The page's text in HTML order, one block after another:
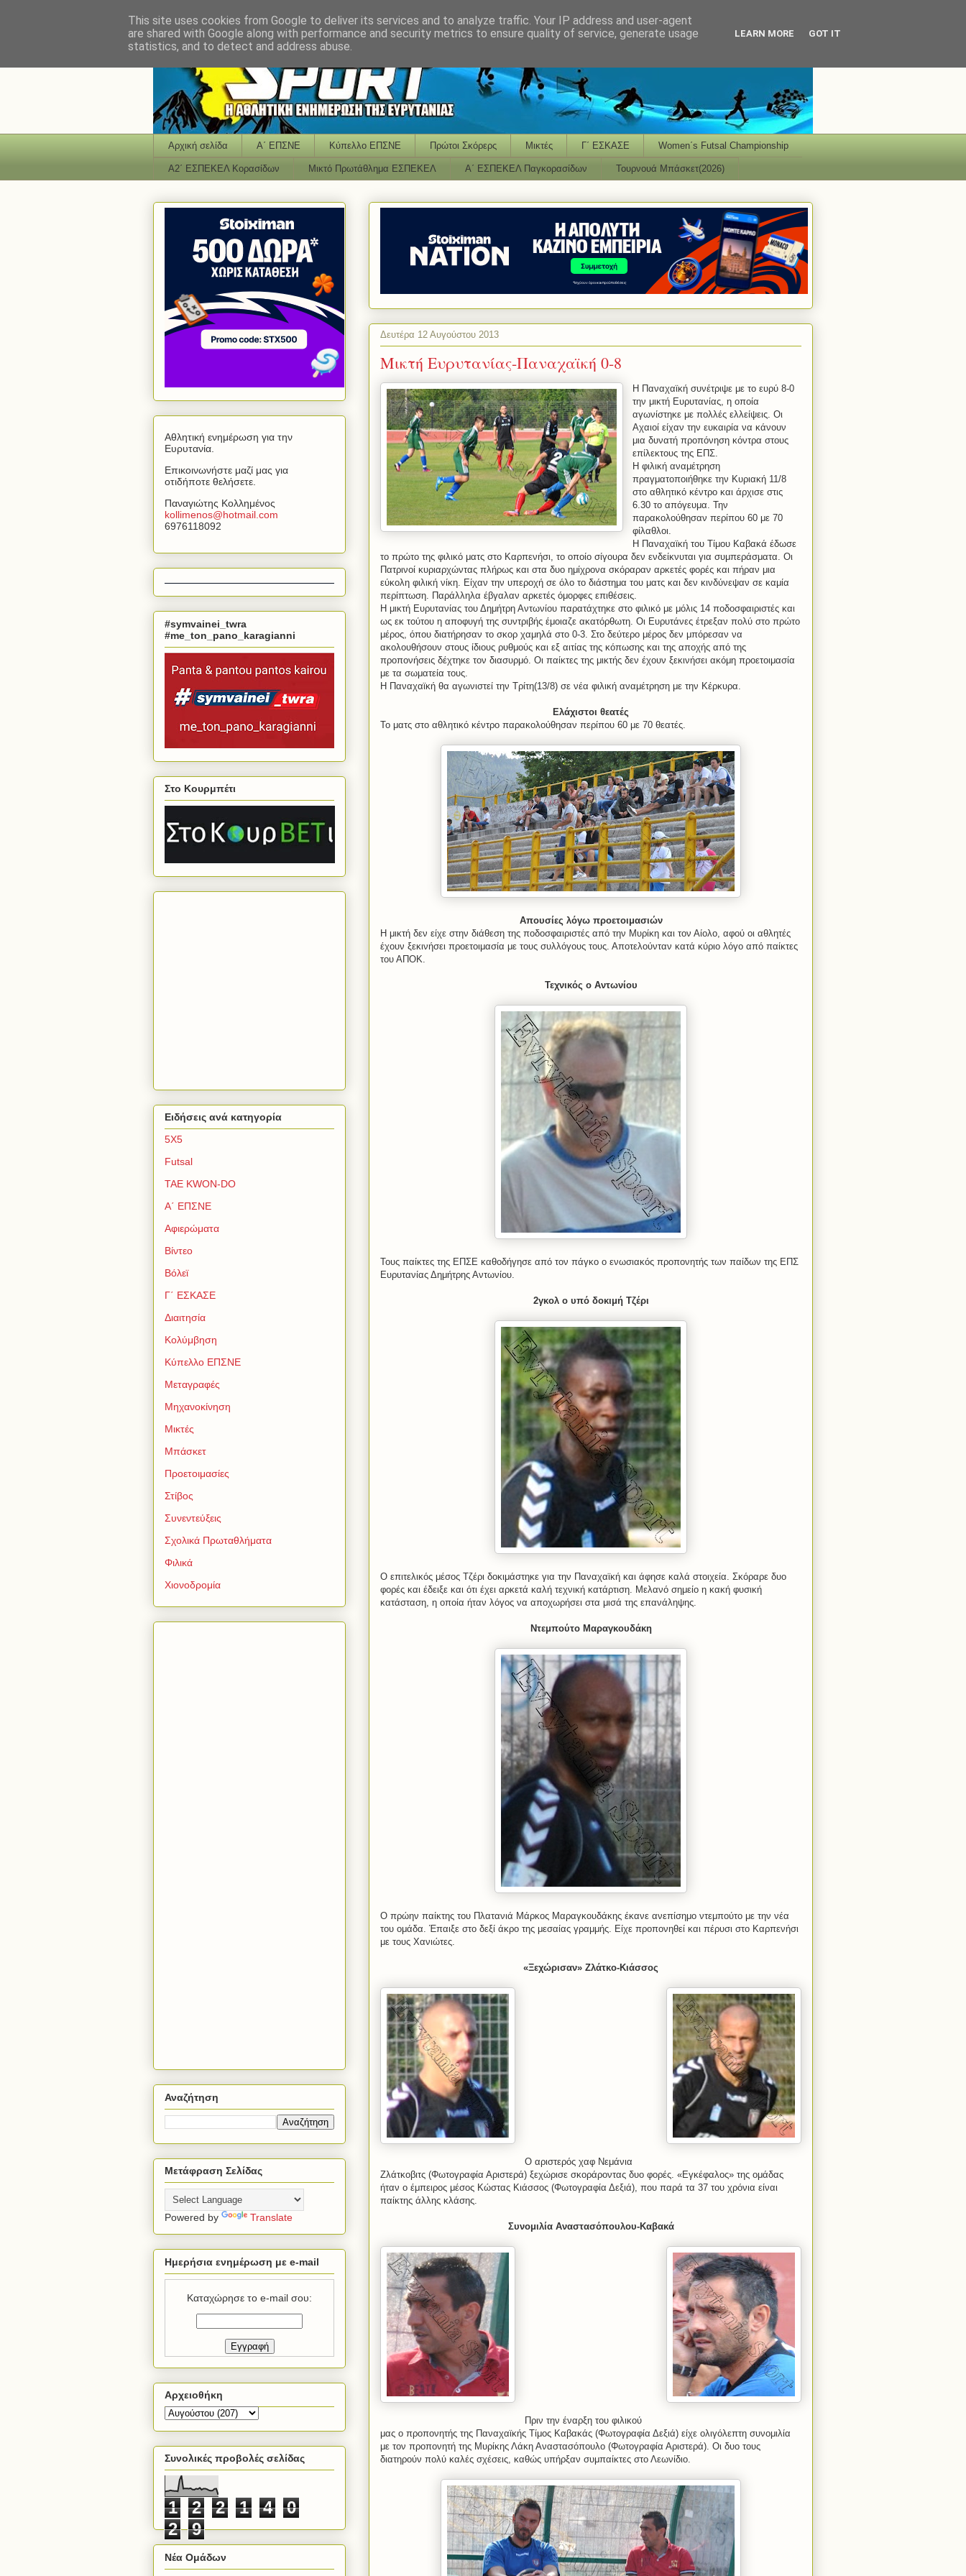
Αρχική σελίδα Α΄ ΕΠΣΝΕ Κύπελλο ΕΠΣΝΕ Πρώτοι Σκόρερς Μικτές Γ΄ ΕΣΚΑΣΕ Women΄s Futsal Championship
Α2΄ ΕΣΠΕΚΕΛ Κορασίδων Μικτό Πρωτάθλημα ΕΣΠΕΚΕΛ Α΄ ΕΣΠΕΚΕΛ Παγκορασίδων Τουρνουά Μπάσκετ(2026)
Δευτέρα 12 Αυγούστου 2013
Μικτή Ευρυτανίας-Παναχαϊκή 0-8
Η Παναχαϊκή συνέτριψε με το ευρύ 8-0
την μικτή Ευρυτανίας, η οποία
αγωνίστηκε με πολλές ελλείψεις. Οι
Αχαιοί είχαν την ευκαιρία να κάνουν
μια δυνατή προπόνηση κόντρα στους
επίλεκτους της ΕΠΣ.
Η φιλική αναμέτρηση
πραγματοποιήθηκε την Κυριακή 11/8
στο αθλητικό κέντρο και άρχισε στις
6.30 το απόγευμα. Την
παρακολούθησαν περίπου 60 με 70
φίλαθλοι.
Η Παναχαϊκή του Τίμου Καβακά έδωσε
το πρώτο της φιλικό ματς στο Καρπενήσι, το οποίο σίγουρα δεν ενδείκνυται για συμπεράσματα. Οι
Πατρινοί κυριαρχώντας πλήρως και στα δυο ημίχρονα σκόραραν αρκετές φορές και πήραν μια
εύκολη φιλική νίκη. Είχαν την υπεροχή σε όλο το διάστημα του ματς και δεν κινδύνεψαν σε καμία
περίπτωση. Παράλληλα έβγαλαν αρκετές όμορφες επιθέσεις.
Η μικτή Ευρυτανίας του Δημήτρη Αντωνίου παρατάχτηκε στο φιλικό με μόλις 14 ποδοσφαιριστές και
ως εκ τούτου η αποφυγή της συντριβής έμοιαζε ακατόρθωτη. Οι Ευρυτάνες έτρεξαν πολύ στο πρώτο
μέρος, όπου διατήρησαν το σκορ χαμηλά στο 0-3. Στο δεύτερο μέρος δεν μπόρεσαν να
ακολουθήσουν στους ίδιους ρυθμούς και εξ αιτίας της κόπωσης και της αποχής από της
προπονήσεις δέχτηκε τον διασυρμό. Οι παίκτες της μικτής δεν έχουν ξεκινήσει ακόμη προετοιμασία
με τα σωματεία τους.
Η Παναχαϊκή θα αγωνιστεί την Τρίτη(13/8) σε νέα φιλική αναμέτρηση με την Κέρκυρα.
Ελάχιστοι θεατές
Το ματς στο αθλητικό κέντρο παρακολούθησαν περίπου 60 με 70 θεατές.
Απουσίες λόγω προετοιμασιών
Η μικτή δεν είχε στην διάθεση της ποδοσφαιριστές από την Μυρίκη και τον Αίολο, αφού οι αθλητές
έχουν ξεκινήσει προετοιμασία με τους συλλόγους τους. Αποτελούνταν κατά κύριο λόγο από παίκτες
του ΑΠΟΚ.
Τεχνικός ο Αντωνίου
Τους παίκτες της ΕΠΣΕ καθοδήγησε από τον πάγκο ο ενωσιακός προπονητής των παίδων της ΕΠΣ
Ευρυτανίας Δημήτρης Αντωνίου.
2γκολ ο υπό δοκιμή Τζέρι
Ο επιτελικός μέσος Τζέρι δοκιμάστηκε για την Παναχαϊκή και άφησε καλά στοιχεία. Σκόραρε δυο
φορές και έδειξε και ότι έχει αρκετά καλή τεχνική κατάρτιση. Μελανό σημείο η κακή φυσική
κατάσταση, η οποία ήταν λόγος να αποχωρήσει στα μισά της επανάληψης.
Ντεμπούτο Μαραγκουδάκη
Ο πρώην παίκτης του Πλατανιά Μάρκος Μαραγκουδάκης έκανε ανεπίσημο ντεμπούτο με την νέα
του ομάδα. Έπαιξε στο δεξί άκρο της μεσαίας γραμμής. Είχε προπονηθεί και πέρυσι στο Καρπενήσι
με τους Χανιώτες.
«Ξεχώρισαν» Ζλάτκο-Κιάσσος
Ο αριστερός χαφ Νεμάνια
Ζλάτκοβιτς (Φωτογραφία Αριστερά) ξεχώρισε σκοράροντας δυο φορές. «Εγκέφαλος» της ομάδας
ήταν ο έμπειρος μέσος Κώστας Κιάσσος (Φωτογραφία Δεξιά), που παρά τα 37 του χρόνια είναι
παίκτης άλλης κλάσης.
Συνομιλία Αναστασόπουλου-Καβακά
Πριν την έναρξη του φιλικού
μας ο προπονητής της Παναχαϊκής Τίμος Καβακάς (Φωτογραφία Δεξιά) είχε ολιγόλεπτη συνομιλία
με τον προπονητή της Μυρίκης Λάκη Αναστασόπουλο (Φωτογραφία Αριστερά). Οι δυο τους
διατηρούν πολύ καλές σχέσεις, καθώς υπήρξαν συμπαίκτες στο Λεωνίδιο.
Αθλητική ενημέρωση για την
Ευρυτανία.
Επικοινωνήστε μαζί μας για
οτιδήποτε θελήσετε.
Παναγιώτης Κολλημένος
kollimenos@hotmail com
6976118092
#symvainei_twra
#me_ton_pano_karagianni
Στο Κουρμπέτι
Ειδήσεις ανά κατηγορία
5Χ5
Futsal
TAE KWON-DO
Α΄ ΕΠΣΝΕ
Αφιερώματα
Βίντεο
Βόλεϊ
Γ΄ ΕΣΚΑΣΕ
Διαιτησία
Κολύμβηση
Κύπελλο ΕΠΣΝΕ
Μεταγραφές
Μηχανοκίνηση
Μικτές
Μπάσκετ
Προετοιμασίες
Στίβος
Συνεντεύξεις
Σχολικά Πρωταθλήματα
Φιλικά
Χιονοδρομία
Αναζήτηση
Μετάφραση Σελίδας
Powered by Translate
Ημερήσια ενημέρωση με e-mail
Καταχώρησε το e-mail σου:
Αρχειοθήκη
Συνολικές προβολές σελίδας
1 2 2 1 4
0
2
9
Νέα Ομάδων
This site uses cookies from Google to deliver its services and to analyze traffic. Your IP address and user-agent
are shared with Google along with performance and security metrics to ensure quality of service, generate usage
statistics, and to detect and address abuse.
LEARN MORE GOT IT